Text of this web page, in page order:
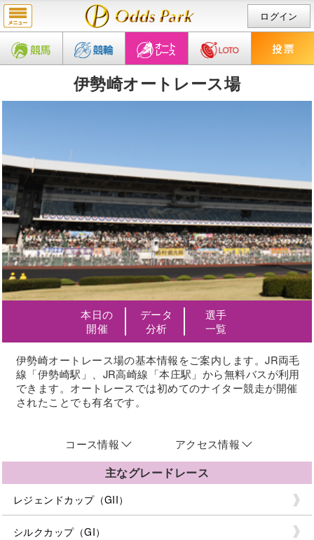
ログイン
伊勢崎オートレース場
本日の
開催
データ
分析
選手
一覧
伊勢崎オートレース場の基本情報をご案内します。JR両毛
線「伊勢崎駅」、JR高崎線「本庄駅」から無料バスが利用
できます。オートレースでは初めてのナイター競走が開催
されたことでも有名です。
コース情報 アクセス情報
主なグレードレース
レジェンドカップ（GII）
シルクカップ（GI）